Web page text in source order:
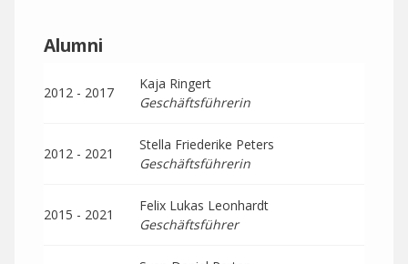
Alumni
2012 - 2017
Kaja Ringert
Geschäftsführerin
2012 - 2021
Stella Friederike Peters
Geschäftsführerin
2015 - 2021
Felix Lukas Leonhardt
Geschäftsführer